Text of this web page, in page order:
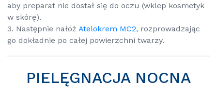
aby preparat nie dostał się do oczu (wklep kosmetyk
w skórę).
3. Następnie nałóż Atelokrem MC2, rozprowadzając
go dokładnie po całej powierzchni twarzy.
PIELĘGNACJA NOCNA